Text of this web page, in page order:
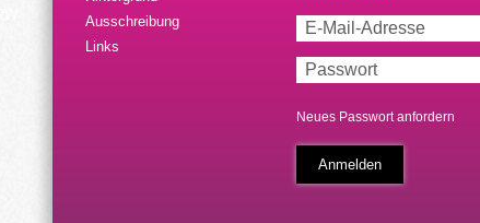
Ausschreibung
Links
Neues Passwort anfordern